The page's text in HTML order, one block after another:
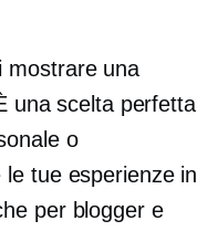
mostrare una
una scelta perfetta
o
tue esperienze in
per blogger e